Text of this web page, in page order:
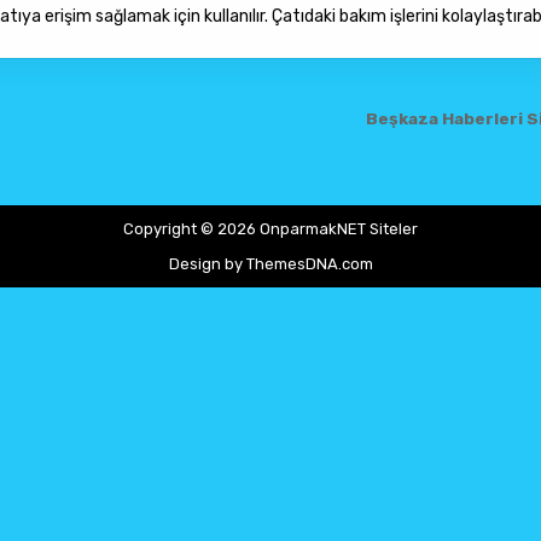
erişim sağlamak için kullanılır. Çatıdaki bakım işlerini
Beşkaza Haberleri
Copyright © 2026 OnparmakNET Siteler
Design by ThemesDNA.com